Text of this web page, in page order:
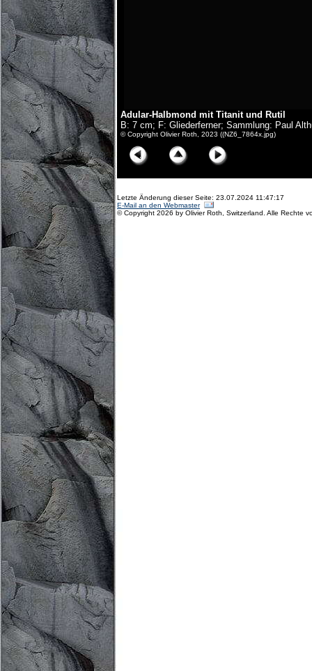
Adular-Halbmond mit Titanit und Rutil
B: 7 cm; F: Gliederferner; Sammlung: Paul
© Copyright Olivier Roth, 2023 ((NZ6_7864x.jpg)
Letzte Änderung dieser Seite: 23.07.2024 11:47:17
E-Mail an den Webmaster
© Copyright 2026 by Olivier Roth, Switzerland. Alle Rechte